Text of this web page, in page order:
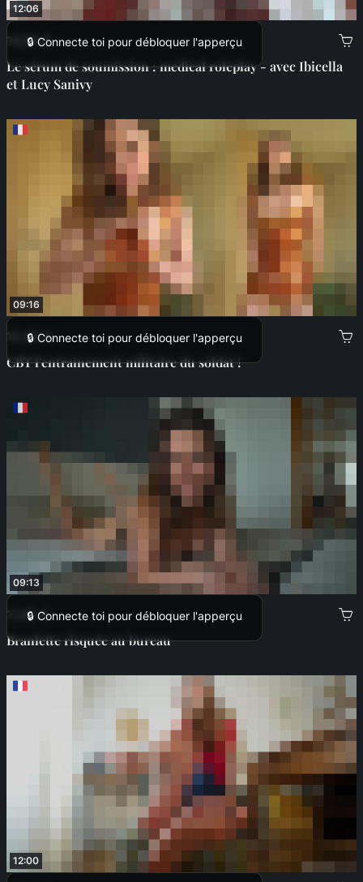
12:06
🔒 Connecte toi pour débloquer l'apperçu
14,99 €
Le sérum de soumission : medical roleplay - avec Ibicella
et Lucy Sanivy
09:16
🔒 Connecte toi pour débloquer l'apperçu
10,99 €
CBT l'entrainement militaire du soldat !
09:13
🔒 Connecte toi pour débloquer l'apperçu
11,99 €
Branlette risquée au bureau
12:00